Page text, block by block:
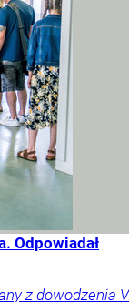
Odpowiadał
z dowodzenia V